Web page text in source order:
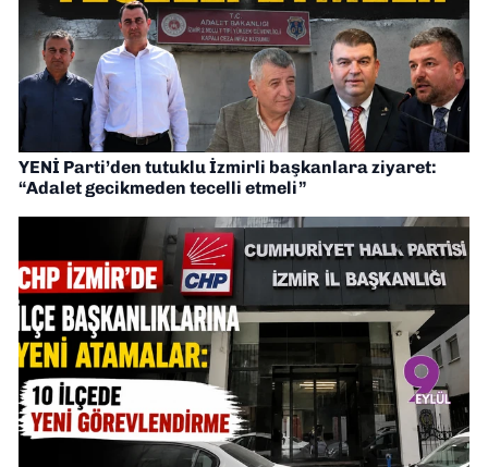
YENİ Parti’den tutuklu İzmirli başkanlara ziyaret:
“Adalet gecikmeden tecelli etmeli”